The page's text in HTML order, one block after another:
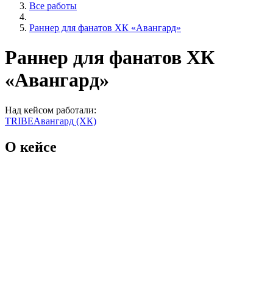
Все работы
Раннер для фанатов ХК «Авангард»
Раннер для фанатов ХК
«Авангард»
Над кейсом работали:
TRIBEАвангард (ХК)
О кейсе